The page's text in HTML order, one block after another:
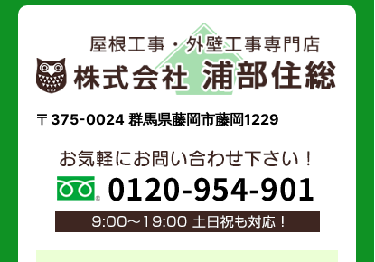
〒375-0024 群馬県藤岡市藤岡1229